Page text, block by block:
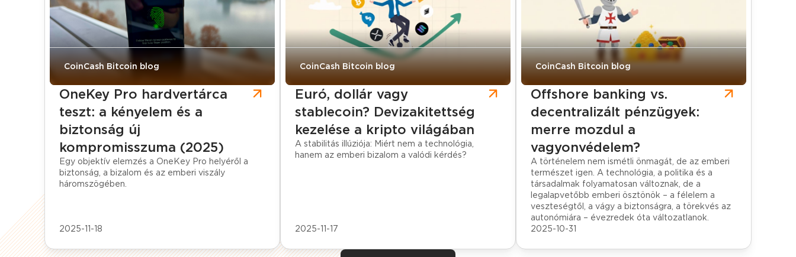
CoinCash Bitcoin blog
OneKey Pro hardvertárca
teszt: a kényelem és a
biztonság új
kompromisszuma (2025)
Egy objektív elemzés a OneKey Pro helyéről a
biztonság, a bizalom és az emberi viszály
háromszögében.
2025-11-18
CoinCash Bitcoin blog
Euró, dollár vagy
stablecoin? Devizakitettség
kezelése a kripto világában
A stabilitás illúziója: Miért nem a technológia,
hanem az emberi bizalom a valódi kérdés?
2025-11-17
CoinCash Bitcoin blog
Offshore banking vs.
decentralizált pénzügyek:
merre mozdul a
vagyonvédelem?
A történelem nem ismétli önmagát, de az emberi
természet igen. A technológia, a politika és a
társadalmak folyamatosan változnak, de a
legalapvetőbb emberi ösztönök – a félelem a
veszteségtől, a vágy a biztonságra, a törekvés az
autonómiára – évezredek óta változatlanok.
2025-10-31